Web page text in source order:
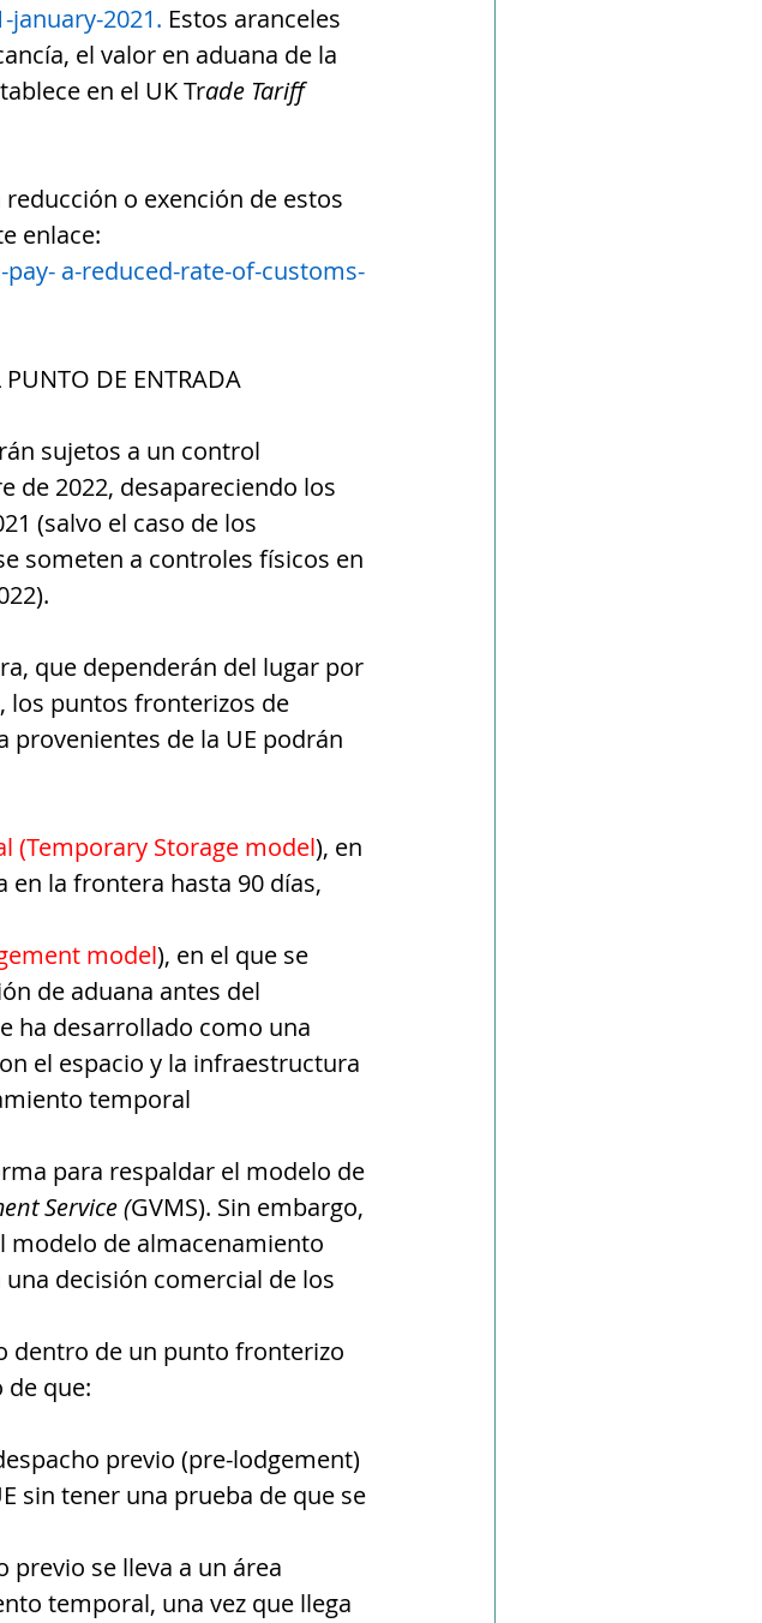
2021. Estos aranceles
el valor en aduana de la
en el UK Trade Tariff
o exención de estos
enlace:
a-reduced-rate-of-customs-
DE ENTRADA
sujetos a un control
de 2022, desapareciendo los
(salvo el caso de los
someten a controles físicos en
que dependerán del lugar por
los puntos fronterizos de
provenientes de la UE podrán
(Temporary Storage model), en
en la frontera hasta 90 días,
model), en el que se
de aduana antes del
ha desarrollado como una
el espacio y la infraestructura
temporal
para respaldar el modelo de
Service (GVMS). Sin embargo,
modelo de almacenamiento
decisión comercial de los
dentro de un punto fronterizo
que:
previo (pre-lodgement)
sin tener una prueba de que se
previo se lleva a un área
temporal, una vez que llega